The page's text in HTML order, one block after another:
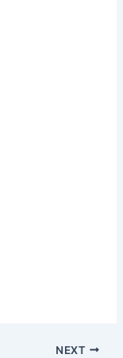
NEXT